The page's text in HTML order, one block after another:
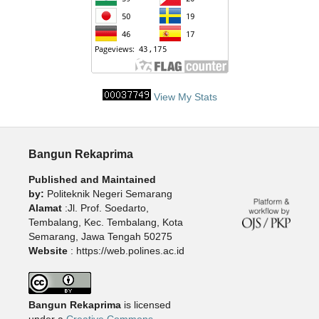
View My Stats
Bangun Rekaprima
Published and Maintained
by: Politeknik Negeri Semarang
Alamat:Jl. Prof. Soedarto,
Tembalang, Kec. Tembalang, Kota
Semarang, Jawa Tengah 50275
Website: https://web.polines.ac.id
Bangun Rekaprimais licensed